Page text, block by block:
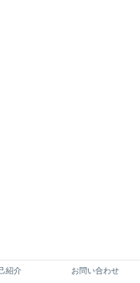
紹介 お問い合わせ